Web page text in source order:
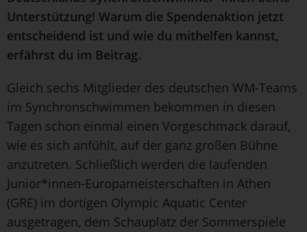
Unterstützung! Warum die Spendenaktion jetzt
entscheidend ist und wie du mithelfen kannst,
erfährst du im Beitrag.
Gleich sechs Mitglieder des deutschen WM-Teams
im Synchronschwimmen bekommen in diesen
Tagen schon einmal einen Vorgeschmack darauf,
wie es sich anfühlt, auf der ganz großen Bühne
anzutreten. Schließlich werden die laufenden
Junior*innen-Europameisterschaften in Athen
(GRE) im dortigen Olympic Aquatic Center
ausgetragen, dem Schauplatz der Sommerspiele